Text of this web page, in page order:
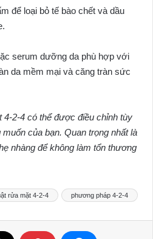
để loại bỏ tế bào chết và dầu
serum dưỡng da phù hợp với
da mềm mại và căng tràn sức
2-4 có thể được điều chỉnh tùy
của bạn. Quan trọng nhất là
nhàng để không làm tổn thương
rửa mặt 4-2-4 phương pháp 4-2-4